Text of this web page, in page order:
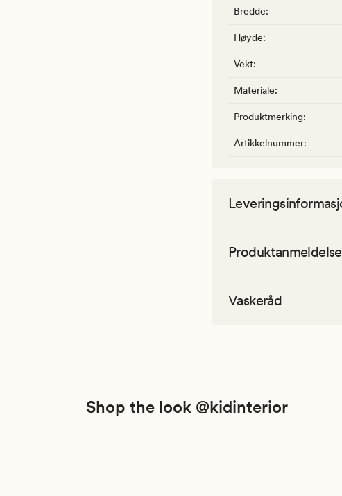
Bredde:
Høyde:
Vekt:
Materiale:
Produktmerking:
Artikkelnummer:
Vaskeråd
Shop the look @kidinterior